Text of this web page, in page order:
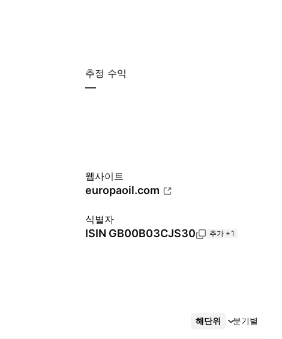
추정 수익
—
웹사이트
europaoil.com
식별자
ISIN GB00B03CJS30 추가 +1
해단위 분기별
더보기